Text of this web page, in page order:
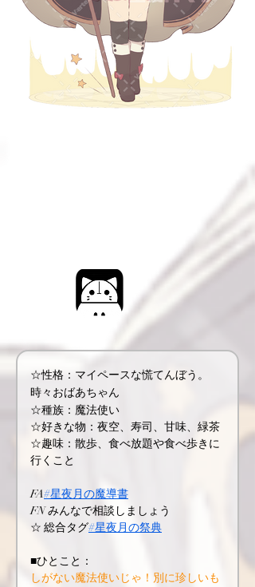
☆性格：マイペースな慌てんぼう。
時々おばあちゃん
☆種族：魔法使い
☆好きな物：夜空、寿司、甘味、緑茶
☆趣味：散歩、食べ放題や食べ歩きに
行くこと
FA#星夜月の魔導書
FN みんなで相談しましょう
☆ 総合タグ#星夜月の祭典
■ひとこと：
しがない魔法使いじゃ！別に珍しいも